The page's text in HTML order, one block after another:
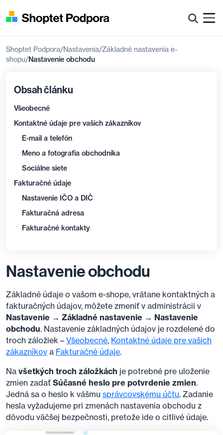
Shoptet Podpora Nastavenia Základné nastavenia e-
shopu Nastavenie obchodu
Obsah článku
Všeobecné
Kontaktné údaje pre vašich zákazníkov
E-mail a telefón
Meno a fotografia obchodníka
Sociálne siete
Fakturačné údaje
Nastavenie IČO a DIČ
Fakturačná adresa
Fakturačné kontakty
Nastavenie obchodu
Základné údaje o vašom e-shope, vrátane kontaktných a
fakturačných údajov, môžete zmeniť v administrácii v
Nastavenie → Základné nastavenie → Nastavenie
obchodu. Nastavenie základných údajov je rozdelené do
troch záložiek – Všeobecné, Kontaktné údaje pre vašich
zákazníkov a Fakturačné údaje.
Na všetkých troch záložkách je potrebné pre uloženie
zmien zadať Súčasné heslo pre potvrdenie zmien.
Jedná sa o heslo k vášmu správcovskému účtu. Zadanie
hesla vyžadujeme pri zmenách nastavenia obchodu z
dôvodu väčšej bezpečnosti, pretože ide o citlivé údaje.